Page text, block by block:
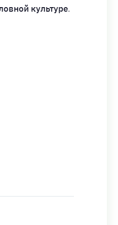
культуре.